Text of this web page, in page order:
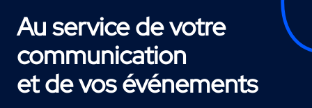
Au service de votre
communication
et de vos événements